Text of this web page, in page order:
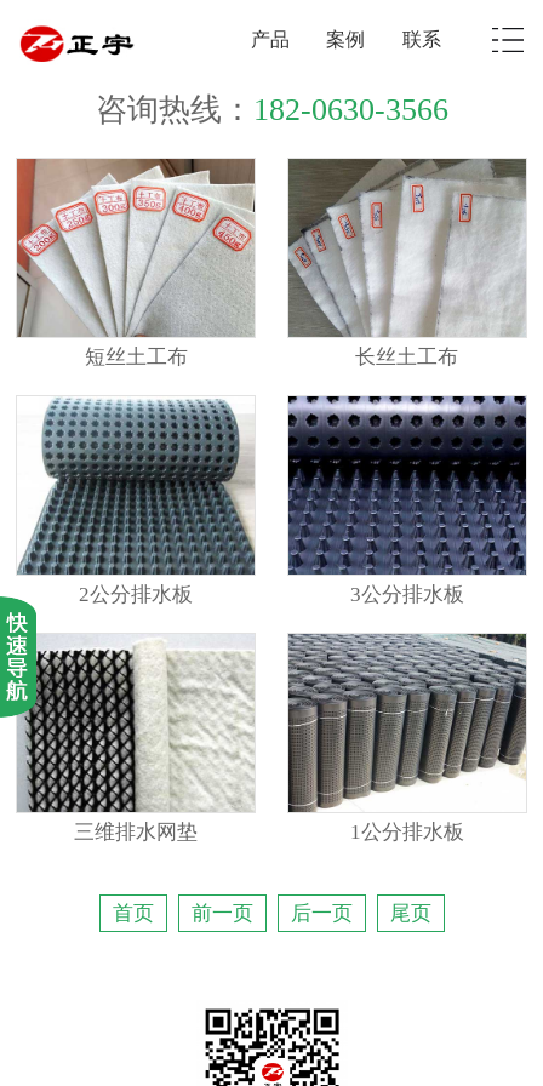
产品 案例 联系
咨询热线： 182-0630-3566
长丝土工布
短丝土工布
3公分排水板
2公分排水板
1公分排水板
三维排水网垫
首页 前一页 后一页 尾页